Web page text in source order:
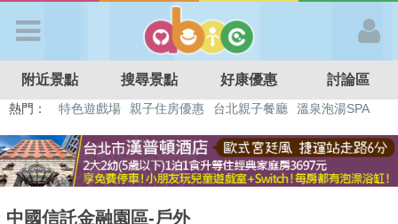
APP登入
首 頁
附近景點 搜尋景點 好康優惠 討論區
熱門： 特色遊戲場 親子住房優惠 台北親子餐廳
溫泉泡湯SPA
中國信託金融園區-戶外